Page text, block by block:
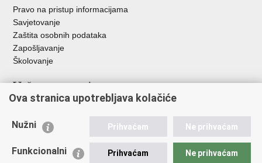
Pravo na pristup informacijama
Savjetovanje
Zaštita osobnih podataka
Zapošljavanje
Školovanje
Važne poveznice
Ministarstvo unutarnjih poslova
Udruge
Policijska akademija
Ova stranica upotrebljava kolačiće
Nužni Prihvaćam Ne prihvaćam
Funkcionalni Prihvaćam Ne prihvaćam